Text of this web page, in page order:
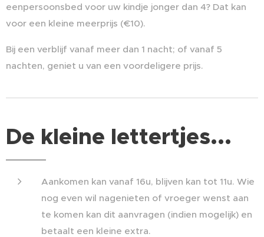
eenpersoonsbed voor uw kindje jonger dan 4? Dat kan
voor een kleine meerprijs (€10).
​Bij een verblijf vanaf meer dan 1 nacht; of vanaf 5
nachten, geniet u van een voordeligere prijs.
De kleine lettertjes...
Aankomen kan vanaf 16u, blijven kan tot 11u. Wie
nog even wil nagenieten of vroeger wenst aan
te komen kan dit aanvragen (indien mogelijk) en
betaalt een kleine extra.​